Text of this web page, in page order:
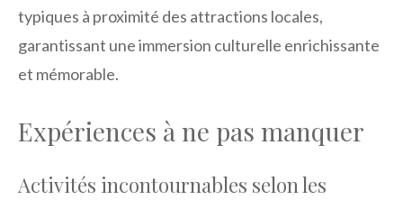
typiques à proximité des attractions locales,
garantissant une immersion culturelle enrichissante
et mémorable.
Expériences à ne pas manquer
Activités incontournables selon les